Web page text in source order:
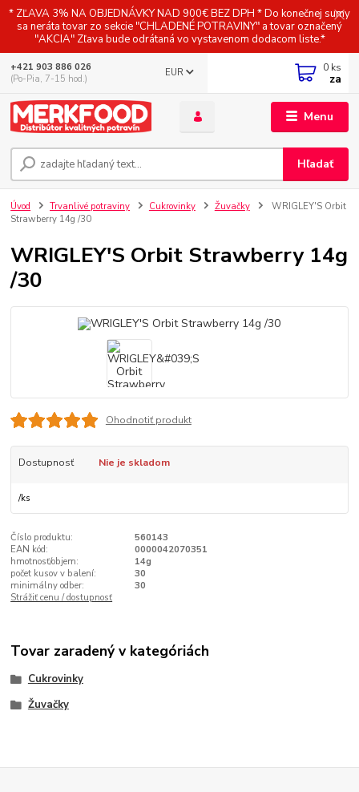
* ZĽAVA 3% NA OBJEDNÁVKY NAD 900€ BEZ DPH * Do konečnej sumy
sa neráta tovar zo sekcie "CHLADENÉ POTRAVINY" a tovar označený
"AKCIA" Zľava bude odrátaná vo vystavenom dodacom liste.*
Menu
EUR
Hľadať
+421 903 886 026
(Po-Pia, 7-15 hod.)
0 ks
za
Úvod Trvanlivé potraviny Cukrovinky Žuvačky
WRIGLEY'S Orbit
Strawberry 14g /30
WRIGLEY'S Orbit Strawberry 14g
/30
Ohodnotiť produkt
Dostupnosť Nie je skladom
/ks
Číslo produktu:
560143
EAN kód:
0000042070351
hmotnosť/objem:
14g
počet kusov v balení:
30
minimálny odber:
30
Strážiť cenu / dostupnosť
Tovar zaradený v kategóriách
Cukrovinky
Žuvačky